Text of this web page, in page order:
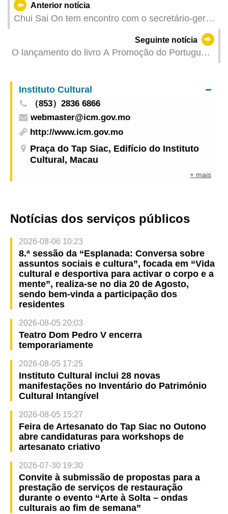
Anterior notícia
Chui Sai On tem encontro com o secretário-geral
Seguinte notícia
O lançamento do livro A Promoção do Português
no dia 22 de Junho às 18.30
Instituto Cultural
（853）2836 6866
webmaster@icm.gov.mo
http://www.icm.gov.mo
Praça do Tap Siac, Edifício do Instituto
Cultural, Macau
+ mais
Notícias dos serviços públicos
2026-08-06 10:23
8.ª sessão da “Esplanada: Conversa sobre
assuntos sociais e cultura”, focada em “Vida
cultural e desportiva para activar o corpo e a
mente”, realiza-se no dia 20 de Agosto,
sendo bem-vinda a participação dos
residentes
2026-08-05 20:03
Teatro Dom Pedro V encerra
temporariamente
2026-08-05 17:25
Instituto Cultural inclui 28 novas
manifestações no Inventário do Património
Cultural Intangível
2026-08-05 15:27
Feira de Artesanato do Tap Siac no Outono
abre candidaturas para workshops de
artesanato criativo
2026-07-30 19:30
Convite à submissão de propostas para a
prestação de serviços de restauração
durante o evento “Arte à Solta – ondas
culturais ao fim de semana”